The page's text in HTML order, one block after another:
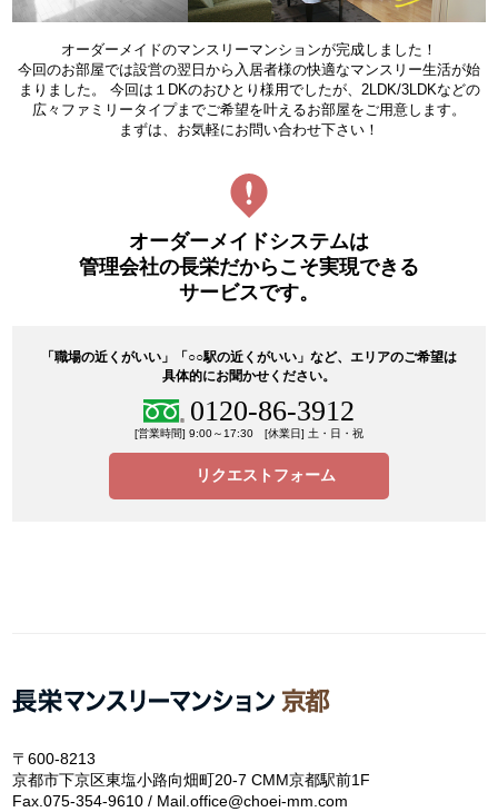
オーダーメイドのマンスリーマンションが完成しました！
今回のお部屋では設営の翌日から入居者様の快適なマンスリー生活が始
まりました。
今回は１DKのおひとり様用でしたが、2LDK/3LDKなどの
広々ファミリータイプまでご希望を叶えるお部屋をご用意します。
まずは、お気軽にお問い合わせ下さい！
オーダーメイドシステムは
管理会社の長栄だからこそ実現できる
サービスです。
「職場の近くがいい」「○○駅の近くがいい」など、エリアのご希望は
具体的にお聞かせください。
0120-86-3912
[営業時間] 9:00～17:30 [休業日] 土・日・祝
リクエストフォーム
〒600-8213
京都市下京区東塩小路向畑町20-7 CMM京都駅前1F
Fax.075-354-9610 / Mail.office@choei-mm.com